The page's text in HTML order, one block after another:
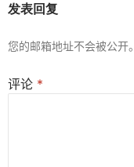
发表回复
您的邮箱地址不会被公开。
评论 *